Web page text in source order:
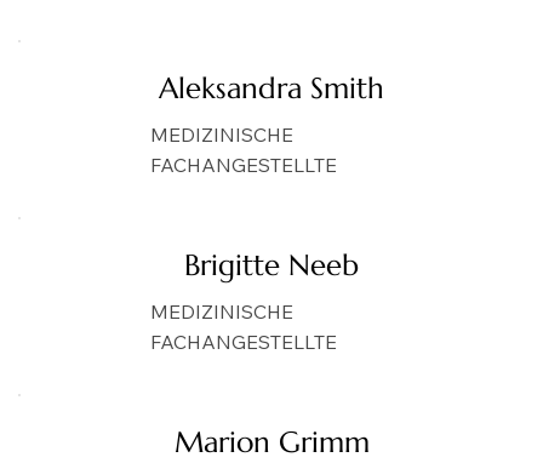
Aleksandra Smith
MEDIZINISCHE
FACHANGESTELLTE
Brigitte Neeb
MEDIZINISCHE
FACHANGESTELLTE
Marion Grimm